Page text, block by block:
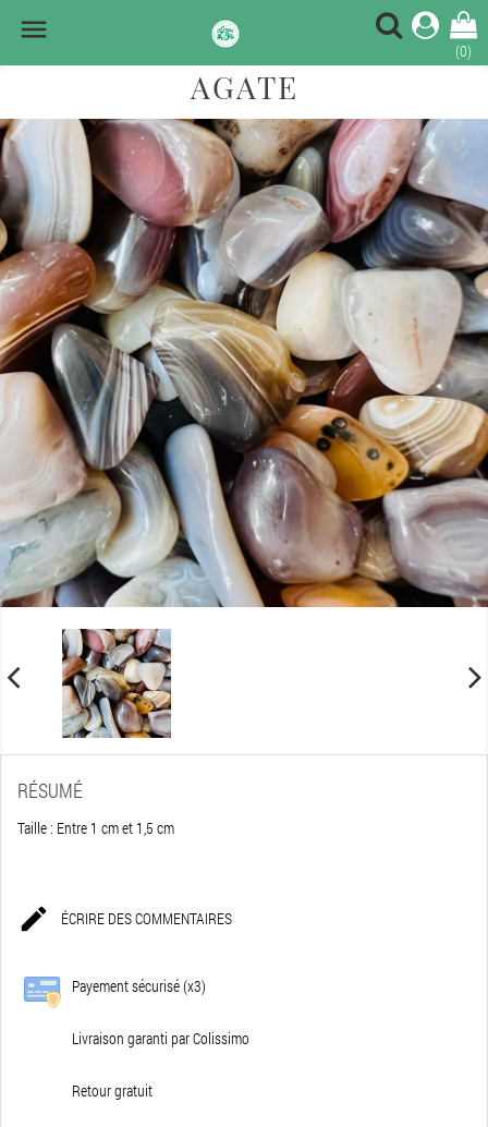

(0)
AGATE
RÉSUMÉ
Taille : Entre 1 cm et 1,5 cm
 ÉCRIRE DES COMMENTAIRES
Payement sécurisé (x3)
Livraison garanti par Colissimo
Retour gratuit